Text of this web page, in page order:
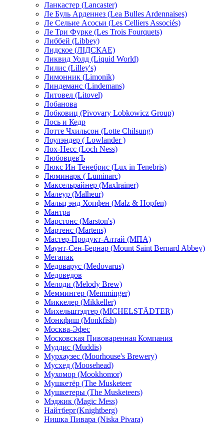
Ланкастер (Lancaster)
Ле Буль Арденнез (Lea Bulles Ardennaises)
Ле Сельие Асосьи (Les Celliers Associés)
Ле Три Фурке (Les Trois Fourquets)
Либбей (Libbey)
Лидское (ЛIДСКАЕ)
Ликвид Уолд (Liquid World)
Лилис (Lilley's)
Лимонник (Limonik)
Линдеманс (Lindemans)
Литовел (Litovel)
Лобанова
Лобковиц (Pivovary Lobkowicz Group)
Лось и Кедр
Лотте Чхильсон (Lotte Chilsung)
Лоулэндер ( Lowlander )
Лох-Несс (Loch Ness)
ЛюбовцевЪ
Люкс Ин Тенебрис (Lux in Tenebris)
Люминарк ( Luminarc)
Максельрайнер (Maxlrainer)
Малеур (Malheur)
Мальц энд Хопфен (Malz & Hopfen)
Мантра
Марстонс (Marston's)
Мартенс (Martens)
Мастер-Продукт-Алтай (МПА)
Маунт-Сен-Бернар (Mount Saint Bernard Abbey)
Мегапак
Медоварус (Medovarus)
Медоведов
Мелоди (Melody Brew)
Меммингер (Memminger)
Миккелер (Mikkeller)
Михельштэдтер (MICHELSTÄDTER)
Монкфиш (Monkfish)
Москва-Эфес
Московская Пивоваренная Компания
Муддис (Muddis)
Мурхаузес (Moorhouse's Brewery)
Мусхед (Moosehead)
Мухомор (Mookhomor)
Мушкетёр (The Musketeer
Мушкетеры (The Musketeers)
Мэджик (Magic Mess)
Найтберг(Knightberg)
Нишка Пивара (Niska Pivara)